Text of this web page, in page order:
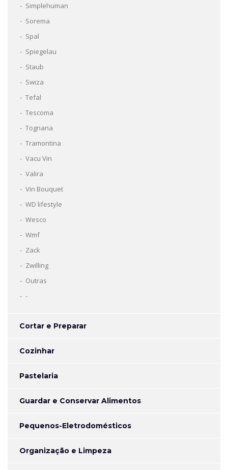
Simplehuman
Sorema
Spal
Spiegelau
Staub
Swiza
Tefal
Tescoma
Tognana
Tramontina
Vacu Vin
Valira
Vin Bouquet
WD lifestyle
Wesco
Wmf
Zack
Zwilling
Outras
-
Cortar e Preparar
Cozinhar
Pastelaria
Guardar e Conservar Alimentos
Pequenos-Eletrodomésticos
Organização e Limpeza